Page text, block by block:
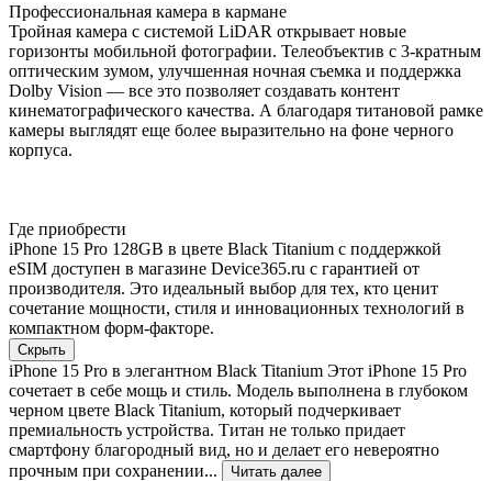
Профессиональная камера в кармане
Тройная камера с системой LiDAR открывает новые
горизонты мобильной фотографии. Телеобъектив с 3-кратным
оптическим зумом, улучшенная ночная съемка и поддержка
Dolby Vision — все это позволяет создавать контент
кинематографического качества. А благодаря титановой рамке
камеры выглядят еще более выразительно на фоне черного
корпуса.
Где приобрести
iPhone 15 Pro 128GB в цвете Black Titanium с поддержкой
eSIM доступен в магазине Device365.ru с гарантией от
производителя. Это идеальный выбор для тех, кто ценит
сочетание мощности, стиля и инновационных технологий в
компактном форм-факторе.
Скрыть
iPhone 15 Pro в элегантном Black Titanium Этот iPhone 15 Pro
сочетает в себе мощь и стиль. Модель выполнена в глубоком
черном цвете Black Titanium, который подчеркивает
премиальность устройства. Титан не только придает
смартфону благородный вид, но и делает его невероятно
прочным при сохранении...
Читать далее